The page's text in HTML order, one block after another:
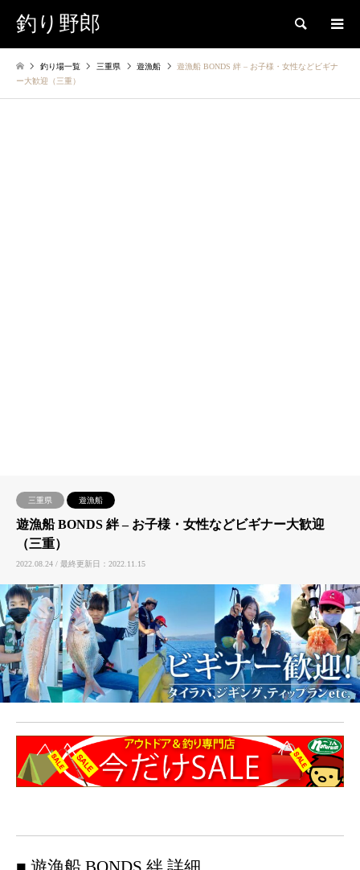
釣り野郎 検索
釣り場一覧 三重県 遊漁船
遊漁船 BONDS 絆 – お子様・女性などビギナ
ー大歓迎（三重）
三重県 遊漁船
遊漁船 BONDS 絆 – お子様・女性などビギナー大歓迎
（三重）
2022.08.24 / 最終更新日：2022.11.15